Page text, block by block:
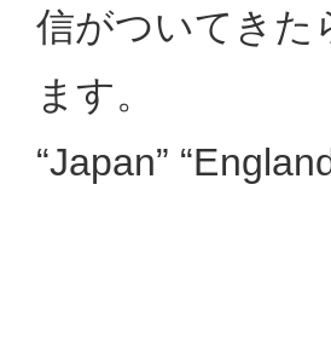
信がついてきた
ます。
“Japan”